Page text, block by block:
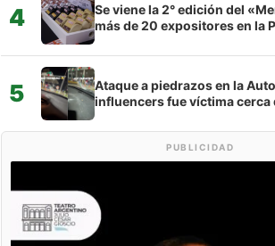
4
Se viene la 2° edición del
más de 20 expositores en la
5
Ataque a piedrazos en la
influencers fue víctima cerca
PUBLICIDAD